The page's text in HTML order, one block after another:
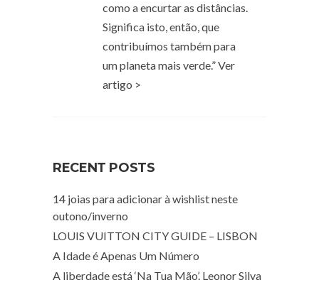
como a encurtar as distâncias.
Significa isto, então, que
contribuímos também para
um planeta mais verde.” Ver
artigo >
RECENT POSTS
14 joias para adicionar à wishlist neste
outono/inverno
LOUIS VUITTON CITY GUIDE – LISBON
A Idade é Apenas Um Número
A liberdade está ‘Na Tua Mão’. Leonor Silva